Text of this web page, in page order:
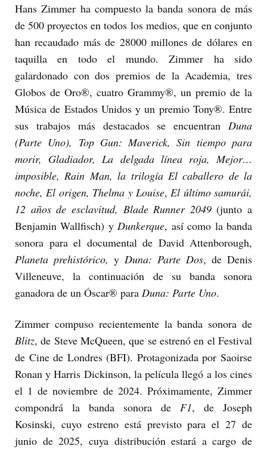
Hans Zimmer ha compuesto la banda sonora de más
de 500 proyectos en todos los medios, que en conjunto
han recaudado más de 28000 millones de dólares en
taquilla en todo el mundo. Zimmer ha sido
galardonado con dos premios de la Academia, tres
Globos de Oro®, cuatro Grammy®, un premio de la
Música de Estados Unidos y un premio Tony®. Entre
sus trabajos más destacados se encuentran Duna
(Parte Uno), Top Gun: Maverick, Sin tiempo para
morir, Gladiador, La delgada línea roja, Mejor…
imposible, Rain Man, la trilogía El caballero de la
noche, El origen, Thelma y Louise,El último samurái,
12 años de esclavitud, Blade Runner 2049(junto a
Benjamin Wallfisch) yDunkerque, así como la banda
sonora para el documental de David Attenborough,
Planeta prehistórico, y Duna: Parte Dos, de Denis
Villeneuve, la continuación de su banda sonora
ganadora de un Óscar® para Duna: Parte Uno.
Zimmer compuso recientemente la banda sonora de
Blitz, de Steve McQueen, que se estrenó en el Festival
de Cine de Londres (BFI). Protagonizada por Saoirse
Ronan y Harris Dickinson, la película llegó a los cines
el 1 de noviembre de 2024. Próximamente, Zimmer
compondrá la banda sonora de F1, de Joseph
Kosinski, cuyo estreno está previsto para el 27 de
junio de 2025, cuya distribución estará a cargo de